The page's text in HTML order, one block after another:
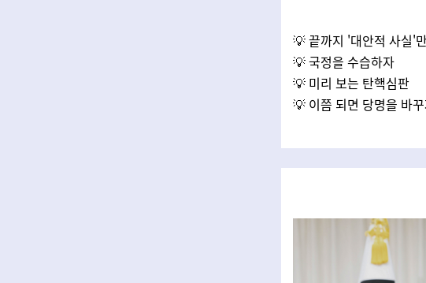
💡 끝까지 '대안적 사실'
💡 국정을 수습하자
💡 미리 보는 탄핵심판
💡 이쯤 되면 당명을 바